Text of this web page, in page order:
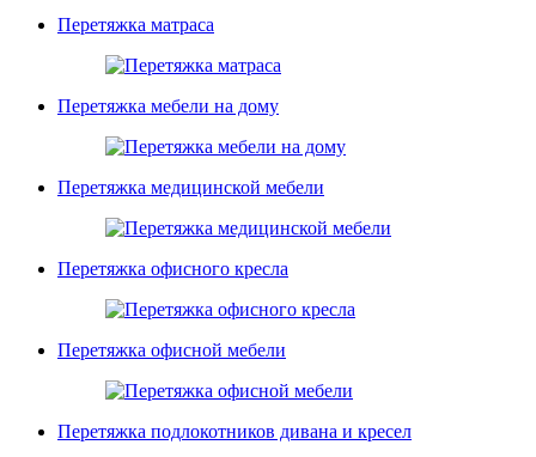
Перетяжка матраса
Перетяжка мебели на дому
Перетяжка медицинской мебели
Перетяжка офисного кресла
Перетяжка офисной мебели
Перетяжка подлокотников дивана и кресел